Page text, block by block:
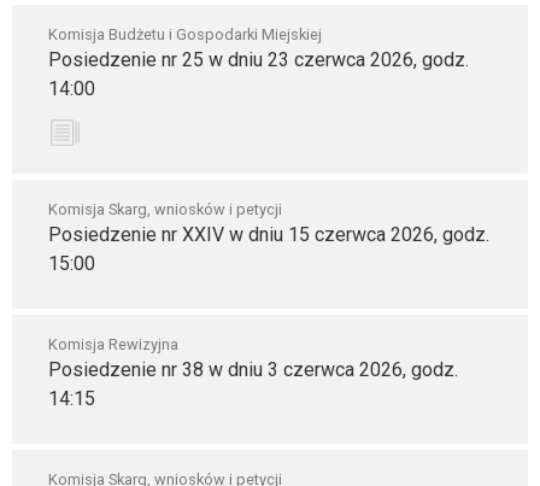
Komisja Budżetu i Gospodarki Miejskiej
Posiedzenie nr 25 w dniu 23 czerwca 2026, godz.
14:00
Komisja Skarg, wniosków i petycji
Posiedzenie nr XXIV w dniu 15 czerwca 2026, godz.
15:00
Komisja Rewizyjna
Posiedzenie nr 38 w dniu 3 czerwca 2026, godz.
14:15
Komisja Skarg, wniosków i petycji